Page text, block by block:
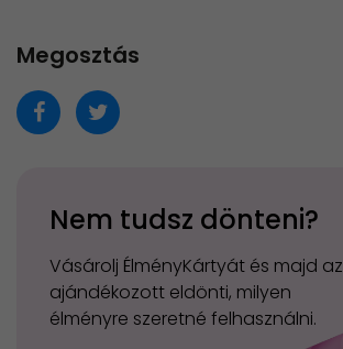
Megosztás
Nem tudsz dönteni?
Vásárolj ÉlményKártyát és majd az
ajándékozott eldönti, milyen
élményre szeretné felhasználni.